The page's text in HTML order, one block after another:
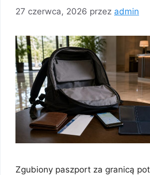
27 czerwca, 2026 przez admin
Zgubiony paszport za granicą